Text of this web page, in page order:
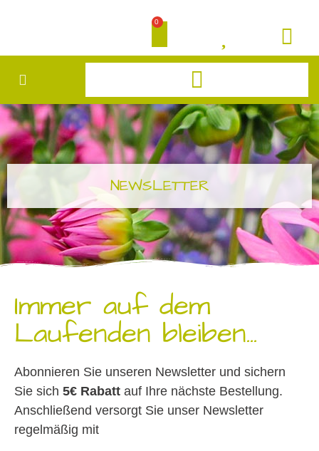
0
NEWSLETTER
Immer auf dem
Laufenden bleiben...
Abonnieren Sie unseren Newsletter und sichern
Sie sich 5€ Rabatt auf Ihre nächste Bestellung.
Anschließend versorgt Sie unser Newsletter
regelmäßig mit